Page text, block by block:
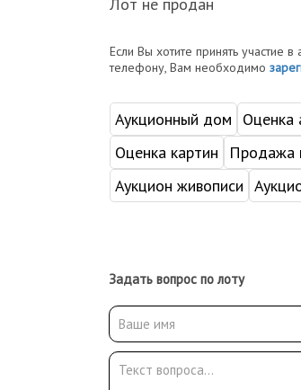
Если Вы хотите принять участие
телефону, Вам необходимо
Аукционный дом Оценка
Оценка картин
Продажа
Аукцион живописи
Задать вопрос по лоту